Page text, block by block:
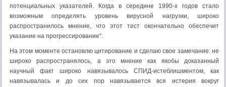
потенциальных указателей. Когда в середине 1990-х годов стало
возможным определять уровень вирусной нагрузки, широко
распространилось мнение, что этот тест окончательно обеспечит
указание на прогрессирование".
На этом моменте остановлю цитирование и сделаю свое замечание: не
широко распространялось, а это мнение как якобы доказанный
научный факт широко навязывалось СПИД-истеблишментом, как
навязывалась и до сих пор навязывается вся истерия вокруг